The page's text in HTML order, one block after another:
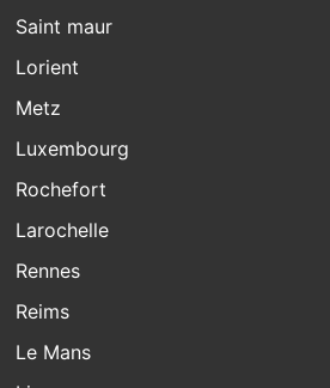
Saint maur
Lorient
Metz
Luxembourg
Rochefort
Larochelle
Rennes
Reims
Le Mans